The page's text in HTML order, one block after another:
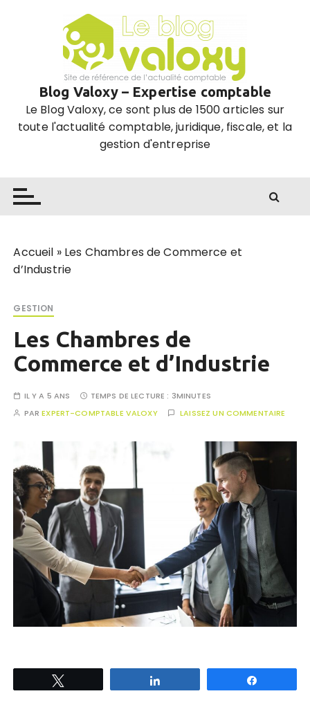
Blog Valoxy – Expertise comptable
Le Blog Valoxy, ce sont plus de 1500 articles sur
toute l'actualité comptable, juridique, fiscale, et la
gestion d'entreprise
Accueil » Les Chambres de Commerce et
d’Industrie
GESTION
Les Chambres de
Commerce et d’Industrie
IL Y A 5 ANS TEMPS DE LECTURE : 3MINUTES
PAREXPERT-COMPTABLE VALOXY LAISSEZ UN COMMENTAIRE